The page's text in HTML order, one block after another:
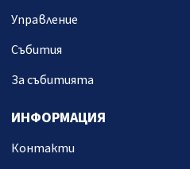
Управление
Събития
За събитията
ИНФОРМАЦИЯ
Контакти